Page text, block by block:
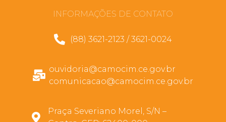
INFORMAÇÕES DE CONTATO
(88) 3621-2123 / 3621-0024
ouvidoria@camocim.ce.gov.br
comunicacao@camocim.ce.gov.br
Praça Severiano Morel, S/N –